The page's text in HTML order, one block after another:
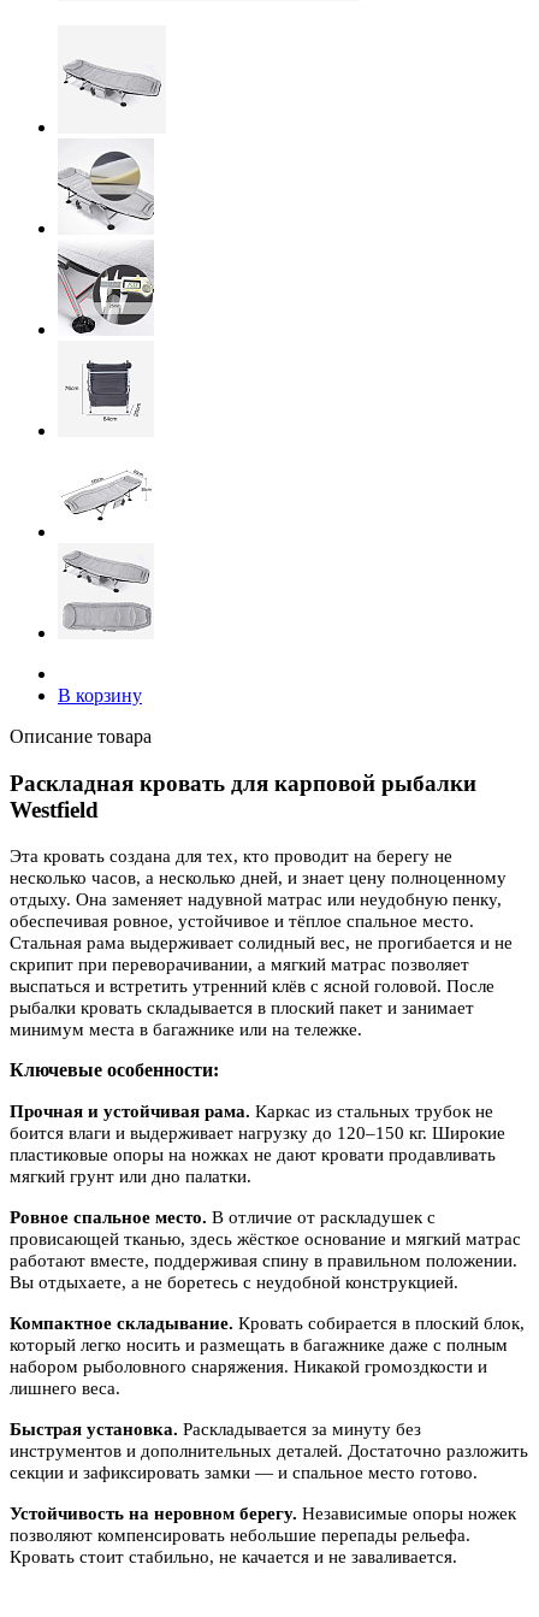
В корзину
Описание товара
Раскладная кровать для карповой рыбалки
Westfield
Эта кровать создана для тех, кто проводит на берегу не
несколько часов, а несколько дней, и знает цену полноценному
отдыху. Она заменяет надувной матрас или неудобную пенку,
обеспечивая ровное, устойчивое и тёплое спальное место.
Стальная рама выдерживает солидный вес, не прогибается и не
скрипит при переворачивании, а мягкий матрас позволяет
выспаться и встретить утренний клёв с ясной головой. После
рыбалки кровать складывается в плоский пакет и занимает
минимум места в багажнике или на тележке.
Ключевые особенности:
Прочная и устойчивая рама. Каркас из стальных трубок не
боится влаги и выдерживает нагрузку до 120–150 кг. Широкие
пластиковые опоры на ножках не дают кровати продавливать
мягкий грунт или дно палатки.
Ровное спальное место. В отличие от раскладушек с
провисающей тканью, здесь жёсткое основание и мягкий матрас
работают вместе, поддерживая спину в правильном положении.
Вы отдыхаете, а не боретесь с неудобной конструкцией.
Компактное складывание. Кровать собирается в плоский блок,
который легко носить и размещать в багажнике даже с полным
набором рыболовного снаряжения. Никакой громоздкости и
лишнего веса.
Быстрая установка. Раскладывается за минуту без
инструментов и дополнительных деталей. Достаточно разложить
секции и зафиксировать замки — и спальное место готово.
Устойчивость на неровном берегу. Независимые опоры ножек
позволяют компенсировать небольшие перепады рельефа.
Кровать стоит стабильно, не качается и не заваливается.